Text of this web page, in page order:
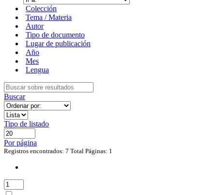
Colección
Tema / Materia
Autor
Tipo de documento
Lugar de publicación
Año
Mes
Lengua
Buscar
Tipo de listado
Por página
Registros encontrados: 7 Total Páginas: 1